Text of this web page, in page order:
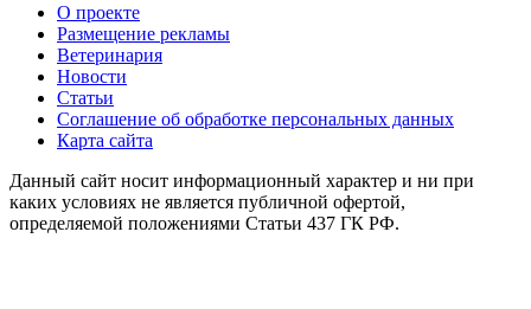
О проекте
Размещение рекламы
Ветеринария
Новости
Статьи
Соглашение об обработке персональных данных
Карта сайта
Данный сайт носит информационный характер и ни при
каких условиях не является публичной офертой,
определяемой положениями Статьи 437 ГК РФ.